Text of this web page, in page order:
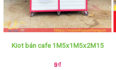
Kiot bán cafe 1M5x1M5x2M15
9₫